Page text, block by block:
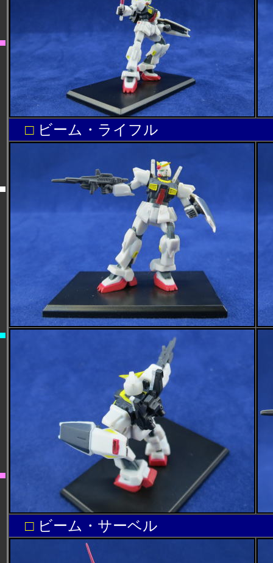
□ ビーム・ライフル
□ ビーム・サーベル